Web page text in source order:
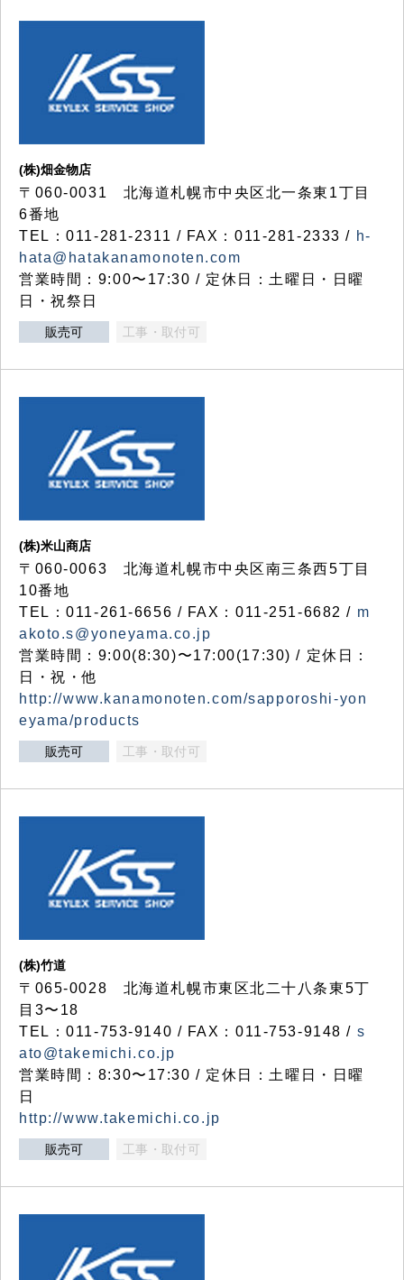
(株)畑金物店
〒060-0031 北海道札幌市中央区北一条東1丁目
6番地
TEL：011-281-2311 / FAX：011-281-2333 / h-
hata@hatakanamonoten.com
営業時間：9:00〜17:30 / 定休日：土曜日・日曜
日・祝祭日
販売可 工事・取付可
(株)米山商店
〒060-0063 北海道札幌市中央区南三条西5丁目
10番地
TEL：011-261-6656 / FAX：011-251-6682 / m
akoto.s@yoneyama.co.jp
営業時間：9:00(8:30)〜17:00(17:30) / 定休日：
日・祝・他
http://www.kanamonoten.com/sapporoshi-yon
eyama/products
販売可 工事・取付可
(株)竹道
〒065-0028 北海道札幌市東区北二十八条東5丁
目3〜18
TEL：011-753-9140 / FAX：011-753-9148 / s
ato@takemichi.co.jp
営業時間：8:30〜17:30 / 定休日：土曜日・日曜
日
http://www.takemichi.co.jp
販売可 工事・取付可